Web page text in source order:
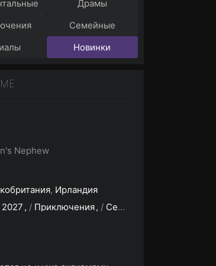
Драмы
Семейные
Новинки
Nephew
, Ирландия
/ Приключения / Семейный